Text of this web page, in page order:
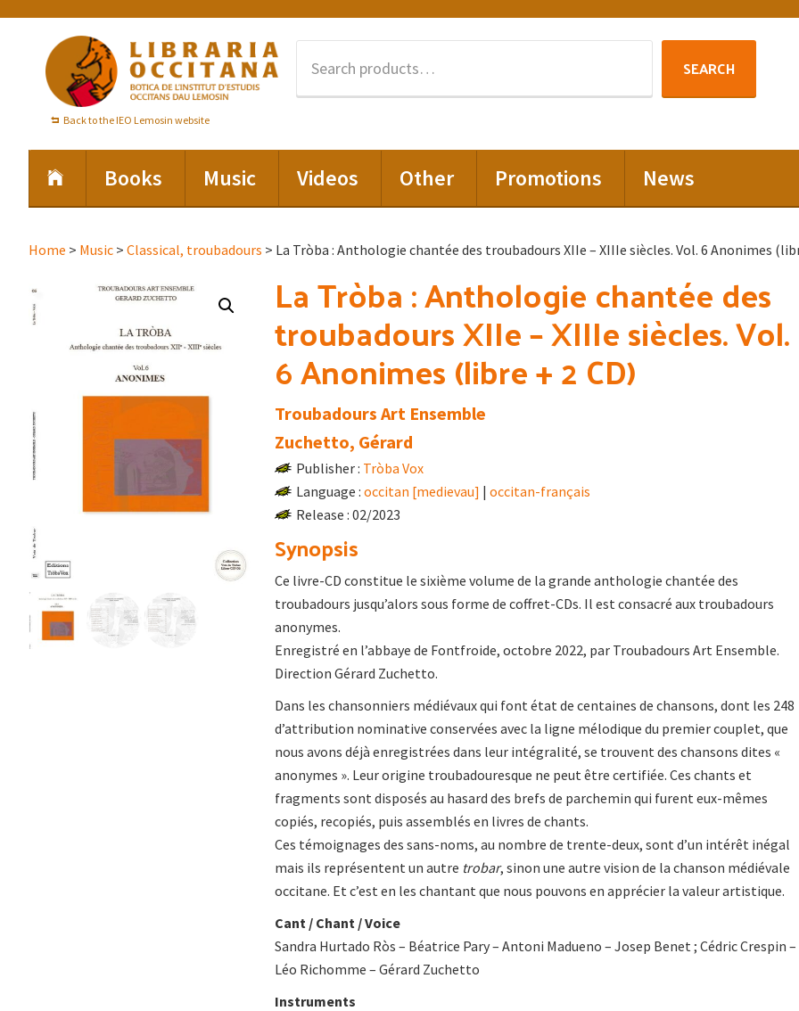
primary
navigation
content
Back to the IEO Lemosin website
SEARCH
Books Music Videos Other Promotions News
Home > Music > Classical, troubadours > La Tròba : Anthologie chantée des troubadours XIIe – XIIIe siècles. Vol. 6 Anonimes
La Tròba : Anthologie chantée des
troubadours XIIe – XIIIe siècles. Vol.
6 Anonimes (libre + 2 CD)
Troubadours Art Ensemble
Zuchetto, Gérard
Publisher : Tròba Vox
Language : occitan [medievau] | occitan-français
Release : 02/2023
Synopsis
Ce livre-CD constitue le sixième volume de la grande anthologie chantée des
troubadours jusqu’alors sous forme de coffret-CDs. Il est consacré aux troubadours
anonymes.
Enregistré en l’abbaye de Fontfroide, octobre 2022, par Troubadours Art Ensemble.
Direction Gérard Zuchetto.
Dans les chansonniers médiévaux qui font état de centaines de chansons, dont les 248
d’attribution nominative conservées avec la ligne mélodique du premier couplet, que
nous avons déjà enregistrées dans leur intégralité, se trouvent des chansons dites «
anonymes ». Leur origine troubadouresque ne peut être certifiée. Ces chants et
fragments sont disposés au hasard des brefs de parchemin qui furent eux-mêmes
copiés, recopiés, puis assemblés en livres de chants.
Ces témoignages des sans-noms, au nombre de trente-deux, sont d’un intérêt inégal
mais ils représentent un autre trobar, sinon une autre vision de la chanson médiévale
occitane. Et c’est en les chantant que nous pouvons en apprécier la valeur artistique.
Cant / Chant / Voice
Sandra Hurtado Ròs – Béatrice Pary – Antoni Madueno – Josep Benet ; Cédric Crespin –
Léo Richomme – Gérard Zuchetto
Instruments